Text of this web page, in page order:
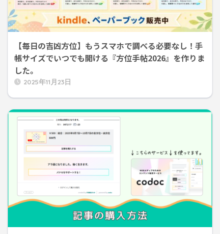
【毎日の吉凶方位】もうスマホで調べる必要なし！手
帳サイズでいつでも開ける『方位手帖2026』を作りま
した。
2025年11月23日